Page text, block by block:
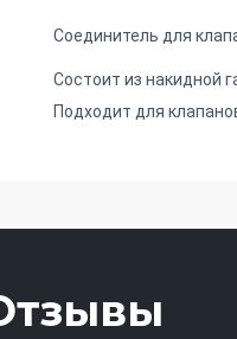
Соединитель для
Состоит из накидной
Подходит для